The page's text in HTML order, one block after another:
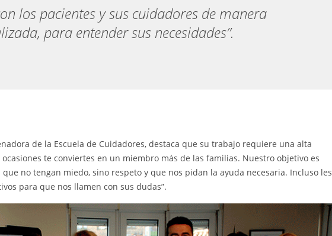
los pacientes y sus cuidadores de manera
para entender sus necesidades”.
de la Escuela de Cuidadores, destaca que su trabajo requiere una alta
te conviertes en un miembro más de las familias. Nuestro objetivo es
no tengan miedo, sino respeto y que nos pidan la ayuda necesaria. Incluso les
para que nos llamen con sus dudas”.